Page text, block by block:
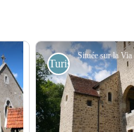
Turistiche